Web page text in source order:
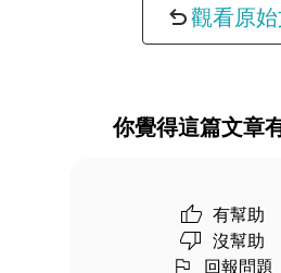
觀看原
你覺得這篇文章
有幫助
沒幫助
回報問題